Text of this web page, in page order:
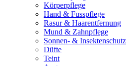
Körperpflege
Hand & Fusspflege
Rasur & Haarentfernung
Mund & Zahnpflege
Sonnen- & Insektenschutz
Düfte
Teint